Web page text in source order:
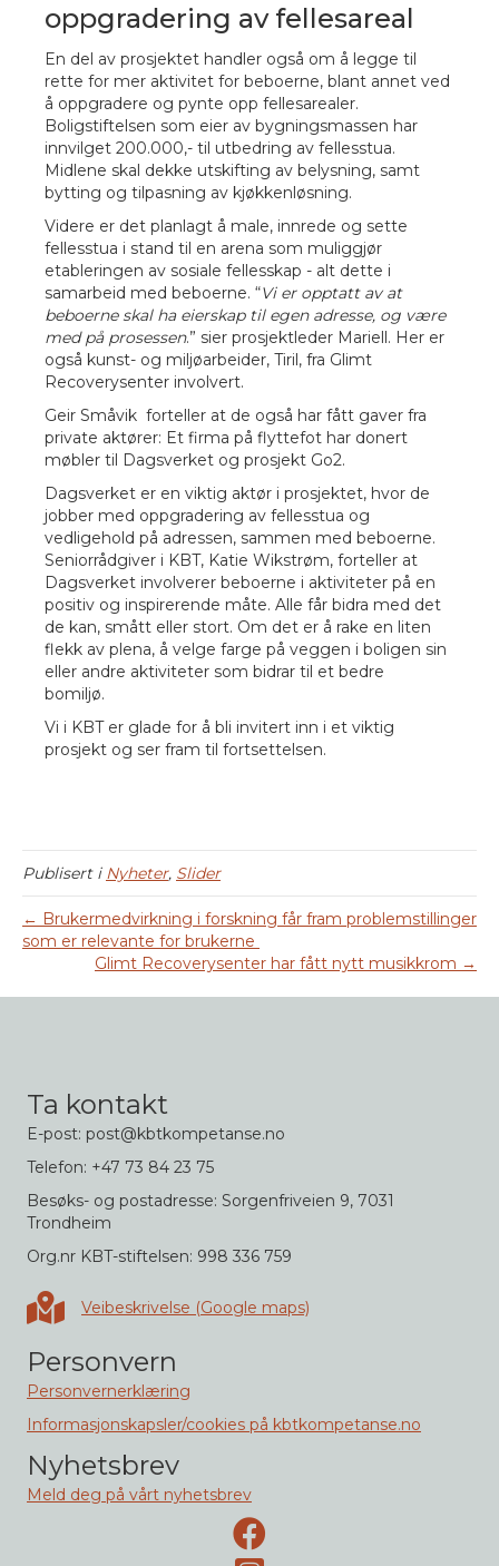
oppgradering av fellesareal
En del av prosjektet handler også om å legge til
rette for mer aktivitet for beboerne, blant annet ved
å oppgradere og pynte opp fellesarealer.
Boligstiftelsen som eier av bygningsmassen har
innvilget 200.000,- til utbedring av fellesstua.
Midlene skal dekke utskifting av belysning, samt
bytting og tilpasning av kjøkkenløsning.
Videre er det planlagt å male, innrede og sette
fellesstua i stand til en arena som muliggjør
etableringen av sosiale fellesskap - alt dette i
samarbeid med beboerne. “Vi er opptatt av at
beboerne skal ha eierskap til egen adresse, og være
med på prosessen.” sier prosjektleder Mariell. Her er
også kunst- og miljøarbeider, Tiril, fra Glimt
Recoverysenter involvert.
Geir Småvik forteller at de også har fått gaver fra
private aktører: Et firma på flyttefot har donert
møbler til Dagsverket og prosjekt Go2.
Dagsverket er en viktig aktør i prosjektet, hvor de
jobber med oppgradering av fellesstua og
vedligehold på adressen, sammen med beboerne.
Seniorrådgiver i KBT, Katie Wikstrøm, forteller at
Dagsverket involverer beboerne i aktiviteter på en
positiv og inspirerende måte. Alle får bidra med det
de kan, smått eller stort. Om det er å rake en liten
flekk av plena, å velge farge på veggen i boligen sin
eller andre aktiviteter som bidrar til et bedre
bomiljø.
Vi i KBT er glade for å bli invitert inn i et viktig
prosjekt og ser fram til fortsettelsen.
Publisert i Nyheter, Slider
← Brukermedvirkning i forskning får fram problemstillinger
som er relevante for brukerne
Glimt Recoverysenter har fått nytt musikkrom →
Ta kontakt
E-post: post@kbtkompetanse.no
Telefon: +47 73 84 23 75
Besøks- og postadresse: Sorgenfriveien 9, 7031
Trondheim
Org.nr KBT-stiftelsen: 998 336 759
Veibeskrivelse i Google maps
Veibeskrivelse (Google maps)
Personvern
Personvernerklæring
Informasjonskapsler/cookies på kbtkompetanse.no
Nyhetsbrev
Meld deg på vårt nyhetsbrev
Facebook-side